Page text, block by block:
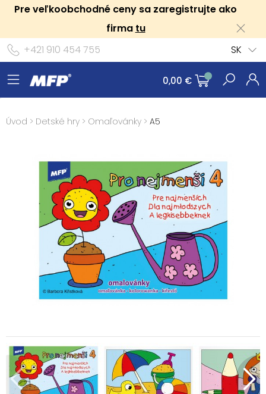
Pre veľkoobchodné ceny sa zaregistrujte ako
firma tu
+421 910 454 755
SK
0,00 €
Úvod > Detské hry > Omaľovánky > A5